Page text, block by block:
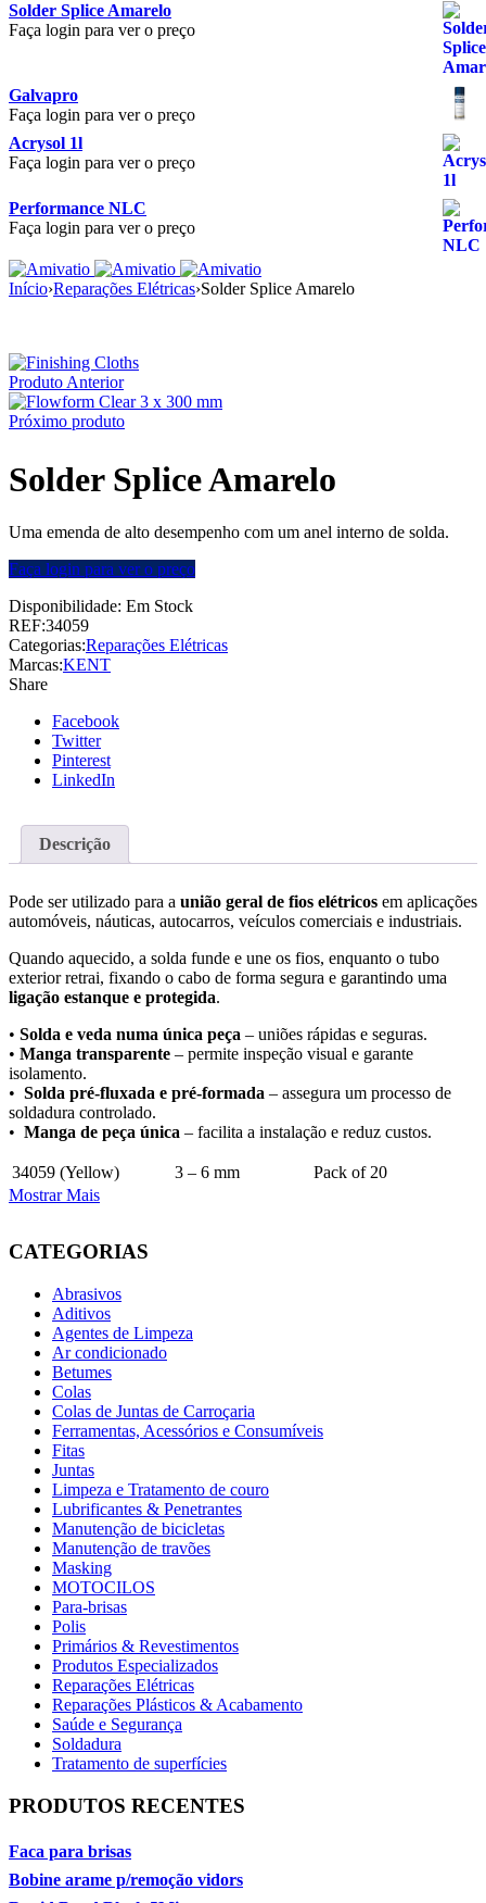
Solder Splice Amarelo
Faça login para ver o preço
Galvapro
Faça login para ver o preço
Acrysol 1l
Faça login para ver o preço
Performance NLC
Faça login para ver o preço
Início›Reparações Elétricas›Solder Splice Amarelo
Produto Anterior
Próximo produto
Solder Splice Amarelo
Uma emenda de alto desempenho com um anel interno de solda.
Faça login para ver o preço
Disponibilidade: Em Stock
REF:34059
Categorias:Reparações Elétricas
Marcas:KENT
Share
Facebook
Twitter
Pinterest
LinkedIn
Descrição
Pode ser utilizado para a união geral de fios elétricos em aplicações
automóveis, náuticas, autocarros, veículos comerciais e industriais.
Quando aquecido, a solda funde e une os fios, enquanto o tubo
exterior retrai, fixando o cabo de forma segura e garantindo uma
ligação estanque e protegida.
• Solda e veda numa única peça – uniões rápidas e seguras.
• Manga transparente – permite inspeção visual e garante
isolamento.
• Solda pré-fluxada e pré-formada – assegura um processo de
soldadura controlado.
• Manga de peça única – facilita a instalação e reduz custos.
34059 (Yellow) 3 – 6 mm
Pack of 20
Mostrar Mais
CATEGORIAS
Abrasivos
Aditivos
Agentes de Limpeza
Ar condicionado
Betumes
Colas
Colas de Juntas de Carroçaria
Ferramentas, Acessórios e Consumíveis
Fitas
Juntas
Limpeza e Tratamento de couro
Lubrificantes & Penetrantes
Manutenção de bicicletas
Manutenção de travões
Masking
MOTOCILOS
Para-brisas
Polis
Primários & Revestimentos
Produtos Especializados
Reparações Elétricas
Reparações Plásticos & Acabamento
Saúde e Segurança
Soldadura
Tratamento de superfícies
PRODUTOS RECENTES
Faca para brisas
Bobine arame p/remoção vidors